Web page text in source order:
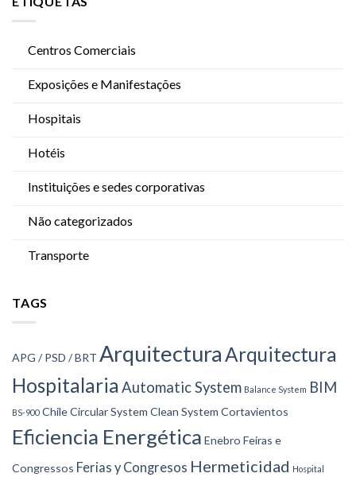
Centros Comerciais
Exposições e Manifestações
Hospitais
Hotéis
Instituições e sedes corporativas
Não categorizados
Transporte
TAGS
APG / PSD / BRT Arquitectura Arquitectura
Hospitalaria Automatic System Balance System BIM
BS-900 ChileCircular System Clean System Cortavientos
Eficiencia Energética Enebro Feiras e
Congressos Ferias y Congresos Hermeticidad Hospital